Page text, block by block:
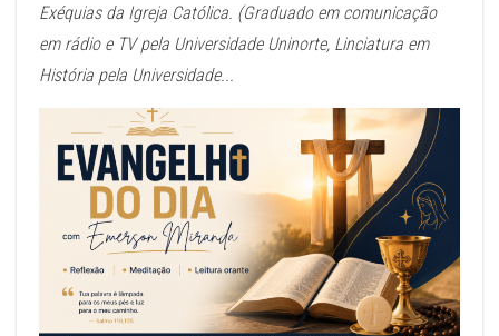
Exéquias da Igreja Católica. (Graduado em comunicação
em rádio e TV pela Universidade Uninorte, Linciatura em
História pela Universidade...